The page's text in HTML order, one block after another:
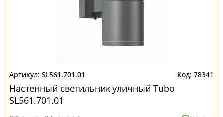
SL561.701.01 78341
Настенный светильник уличный Tubo
SL561.701.01